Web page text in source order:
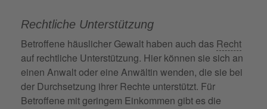
Rechtliche Unterstützung
Betroffene häuslicher Gewalt haben auch das Recht
auf rechtliche Unterstützung. Hier können sie sich an
einen Anwalt oder eine Anwältin wenden, die sie bei
der Durchsetzung ihrer Rechte unterstützt. Für
Betroffene mit geringem Einkommen gibt es die